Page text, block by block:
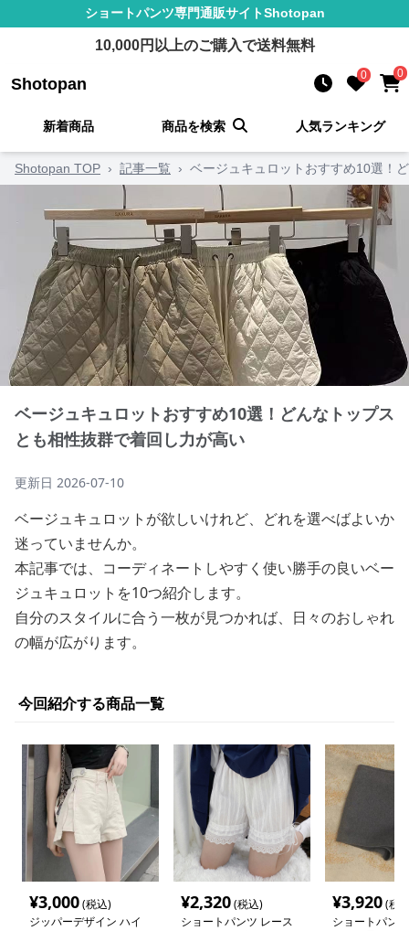
ショートパンツ専門通販サイトShotopan
10,000円以上のご購入で送料無料
Shotopan 0 0
新着商品 商品を検索 人気ランキング
Shotopan TOP › 記事一覧 › ベージュキュロットおすすめ10選！
ベージュキュロットおすすめ10選！どんなトップス
とも相性抜群で着回し力が高い
更新日 2026-07-10
ベージュキュロットが欲しいけれど、どれを選べばよいか
迷っていませんか。
本記事では、コーディネートしやすく使い勝手の良いベー
ジュキュロットを10つ紹介します。
自分のスタイルに合う一枚が見つかれば、日々のおしゃれ
の幅が広がります。
今回紹介する商品一覧
¥3,000(税込)
ジッパーデザイン ハイ
¥2,320(税込)
ショートパンツ レース
¥3,920(税
ショートパン